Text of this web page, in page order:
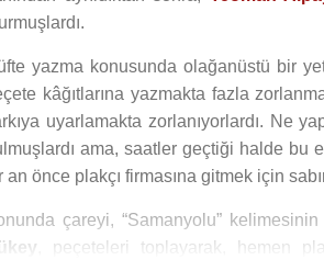
yazma konusunda olağanüstü bir
kâğıtlarına yazmakta fazla
uyarlamakta zorlanıyorlardı. Ne
ama, saatler geçtiği halde bu
an önce plakçı firmasına gitmek için
çareyi, “Samanyolu”
, peçeteleri toplayarak, hemen